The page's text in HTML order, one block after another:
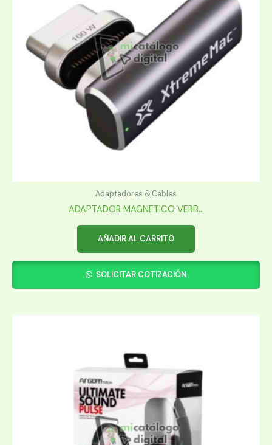
Adaptadores & Cables
ADAPTADOR MAGNETICO VERB...
AÑADIR AL CARRITO
SOLICITAR COTIZACIÓN